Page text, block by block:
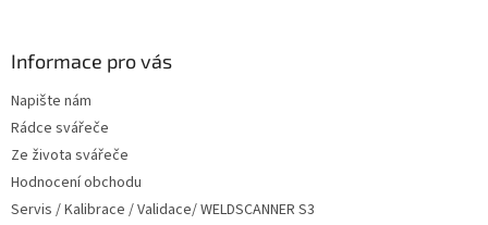
Informace pro vás
Napište nám
Rádce svářeče
Ze života svářeče
Hodnocení obchodu
Servis / Kalibrace / Validace/ WELDSCANNER S3